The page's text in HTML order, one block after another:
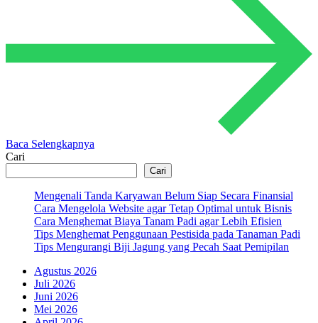
Baca Selengkapnya
Cari
Cari
Mengenali Tanda Karyawan Belum Siap Secara Finansial
Cara Mengelola Website agar Tetap Optimal untuk Bisnis
Cara Menghemat Biaya Tanam Padi agar Lebih Efisien
Tips Menghemat Penggunaan Pestisida pada Tanaman Padi
Tips Mengurangi Biji Jagung yang Pecah Saat Pemipilan
Agustus 2026
Juli 2026
Juni 2026
Mei 2026